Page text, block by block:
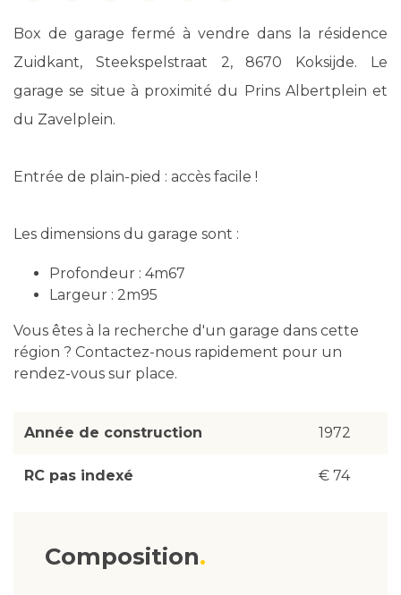
Box de garage fermé à vendre dans la résidence
Zuidkant, Steekspelstraat 2, 8670 Koksijde. Le
garage se situe à proximité du Prins Albertplein et
du Zavelplein.
Entrée de plain-pied : accès facile !
Les dimensions du garage sont :
Profondeur : 4m67
Largeur : 2m95
Vous êtes à la recherche d'un garage dans cette
région ? Contactez-nous rapidement pour un
rendez-vous sur place.
Année de construction 1972
RC pas indexé € 74
Composition